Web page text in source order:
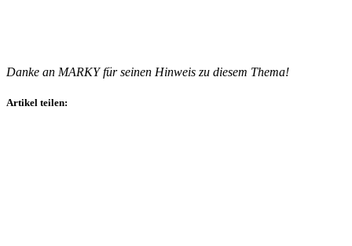
Danke an MARKY für seinen Hinweis zu diesem Thema!
Artikel teilen: